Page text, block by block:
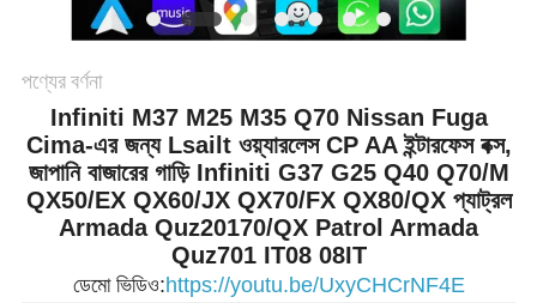
পণ্যের বর্ণনা
Infiniti M37 M25 M35 Q70 Nissan Fuga
Cima-এর জন্য Lsailt ওয়্যারলেস CP AA ইন্টারফেস বক্স,
জাপানি বাজারের গাড়ি Infiniti G37 G25 Q40 Q70/M
QX50/EX QX60/JX QX70/FX QX80/QX প্যাট্রল
Armada Quz20170/QX Patrol Armada
Quz701 IT08 08IT
ডেমো ভিডিও:https://youtu.be/UxyCHCrNF4E